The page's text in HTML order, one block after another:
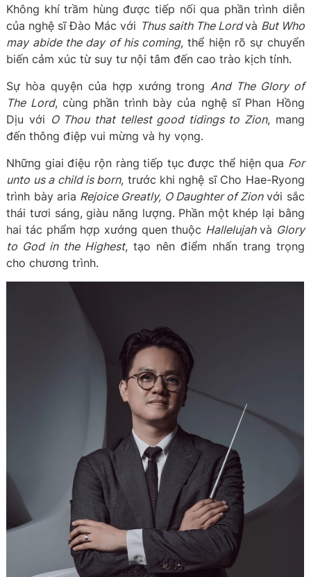
Không khí trầm hùng được tiếp nối qua phần trình diễn
của nghệ sĩ Đào Mác với Thus saith The Lordvà But Who
may abide the day of his coming, thể hiện rõ sự chuyển
biến cảm xúc từ suy tư nội tâm đến cao trào kịch tính.
Sự hòa quyện của hợp xướng trongAnd The Glory of
The Lord, cùng phần trình bày của nghệ sĩ Phan Hồng
Dịu với O Thou that tellest good tidings to Zion, mang
đến thông điệp vui mừng và hy vọng.
Những giai điệu rộn ràng tiếp tục được thể hiện qua For
unto us a child is born, trước khi nghệ sĩ Cho Hae-Ryong
trình bày aria Rejoice Greatly, O Daughter of Zionvới sắc
thái tươi sáng, giàu năng lượng. Phần một khép lại bằng
hai tác phẩm hợp xướng quen thuộc Hallelujah và Glory
to God in the Highest, tạo nên điểm nhấn trang trọng
cho chương trình.